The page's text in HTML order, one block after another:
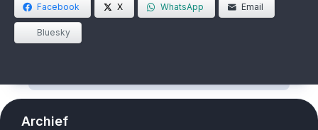
Facebook X WhatsApp Email
Bluesky
Archief